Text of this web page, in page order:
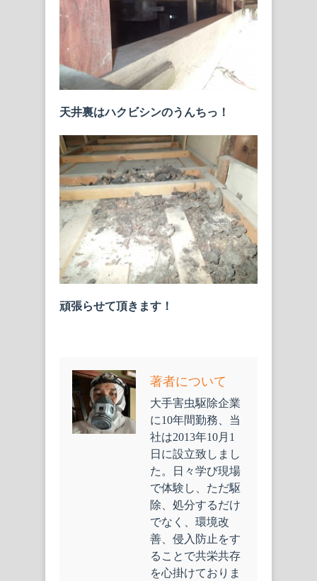
天井裏はハクビシンのうんちっ！
頑張らせて頂きます！
著者について
大手害虫駆除企業
に10年間勤務、当
社は2013年10月1
日に設立致しまし
た。日々学び現場
で体験し、ただ駆
除、処分するだけ
でなく、環境改
善、侵入防止をす
ることで共栄共存
を心掛けておりま